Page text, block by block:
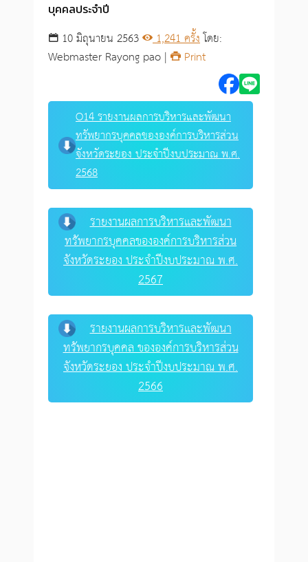
บุคคลประจำปี
10 มิถุนายน 2563 1,241 ครั้งโดย:
Webmaster Rayong pao |
Print
O14 รายงานผลการบริหารและพัฒนา
ทรัพยากรบุคคลขององค์การบริหารส่วน
จังหวัดระยอง ประจำปีงบประมาณ พ.ศ.
2568
รายงานผลการบริหารและพัฒนา
ทรัพยากรบุคคลขององค์การบริหารส่วน
จังหวัดระยอง ประจำปีงบประมาณ พ.ศ.
2567
รายงานผลการบริหารและพัฒนา
ทรัพยากรบุคคล ขององค์การบริหารส่วน
จังหวัดระยอง ประจำปีงบประมาณ พ.ศ.
2566